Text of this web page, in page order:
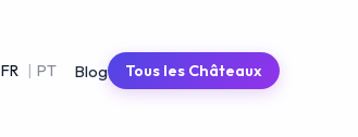
FR | PT Blog Tous les Châteaux